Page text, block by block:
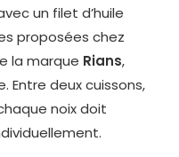
un filet d’huile
proposées chez
la marque Rians,
Entre deux cuissons,
noix doit